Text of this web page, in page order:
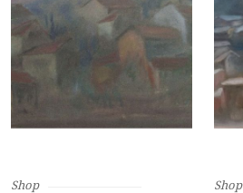
Shop Shop